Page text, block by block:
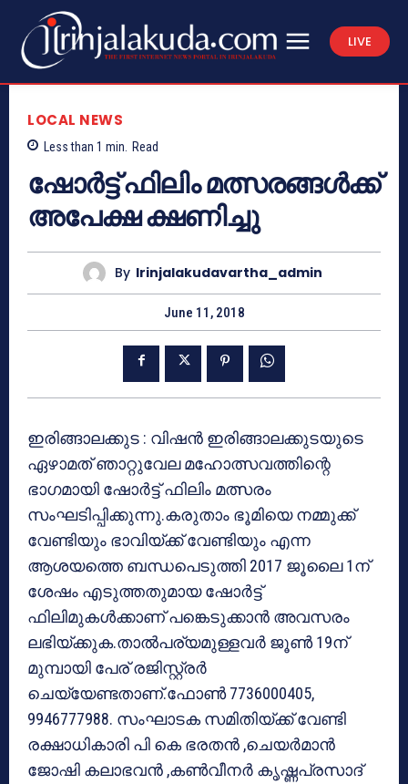
LIVE
LOCAL NEWS
Less than 1 min. Read
ഷോര്‍ട്ട് ഫിലിം മത്സരങ്ങള്‍ക്ക്
അപേക്ഷ ക്ഷണിച്ചു
By Irinjalakudavartha_admin
June 11, 2018
ഇരിങ്ങാലക്കുട : വിഷന്‍ ഇരിങ്ങാലക്കുടയുടെ
ഏഴാമത് ഞാറ്റുവേല മഹോത്സവത്തിന്റെ
ഭാഗമായി ഷോര്‍ട്ട് ഫിലിം മത്സരം
സംഘടിപ്പിക്കുന്നു.കരുതാം ഭൂമിയെ നമ്മുക്ക്
വേണ്ടിയും ഭാവിയ്ക്ക് വേണ്ടിയും എന്ന
ആശയത്തെ ബന്ധപെടുത്തി 2017 ജൂലൈ 1ന്
ശേഷം എടുത്തതുമായ ഷോര്‍ട്ട്
ഫിലിമുകള്‍ക്കാണ് പങ്കെടുക്കാന്‍ അവസരം
ലഭിയ്ക്കുക.താല്‍പര്യമുള്ളവര്‍ ജൂണ്‍ 19ന്
മുമ്പായി പേര് രജിസ്റ്റ്രര്‍
ചെയ്യേണ്ടതാണ്.ഫോണ്‍ 7736000405,
9946777988. സംഘാടക സമിതിയ്ക്ക് വേണ്ടി
രക്ഷാധികാരി പി കെ ഭരതന്‍ ,ചെയര്‍മാന്‍
ജോഷി കലാഭവന്‍ ,കണ്‍വീനര്‍ കൃഷ്ണപ്രസാദ്